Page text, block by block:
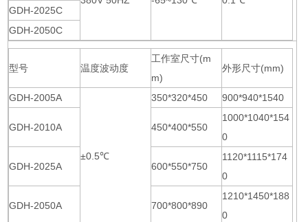
GDH-2025C
GDH-2050C
型号 温度波动度
工作室尺寸(m
m)
外形尺寸(mm)
GDH-2005A
±0.5℃
350*320*450 900*940*1540
GDH-2010A 450*400*550
1000*1040*154
0
GDH-2025A 600*550*750
1120*1115*174
0
GDH-2050A 700*800*890
1210*1450*188
0